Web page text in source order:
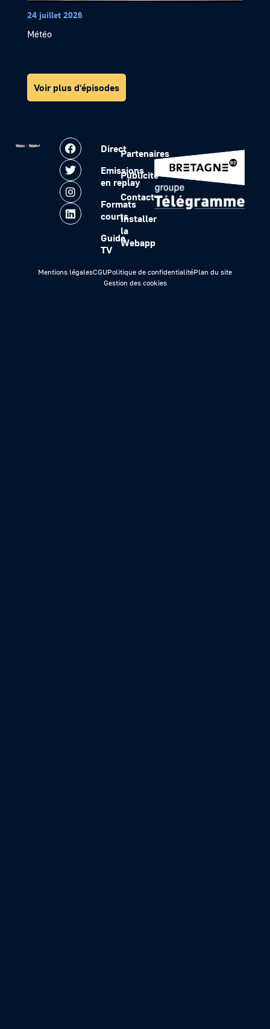
24 juillet 2026
Météo
Voir plus d'épisodes
Direct
Emissions
en replay
Formats
courts
Guide
TV
Partenaires
Publicité
Contact
Installer
la
Webapp
Mentions légalesCGUPolitique de confidentialitéPlan du site
Gestion des cookies